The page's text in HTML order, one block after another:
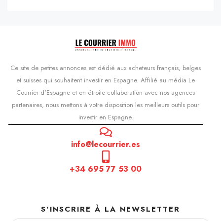
Ce site de petites annonces est dédié aux acheteurs français, belges
et suisses qui souhaitent investir en Espagne. Affilié au média Le
Courrier d'Espagne et en étroite collaboration avec nos agences
partenaires, nous mettons à votre disposition les meilleurs outils pour
investir en Espagne.
info@lecourrier.es
+34 695 77 53 00
S'INSCRIRE À LA NEWSLETTER